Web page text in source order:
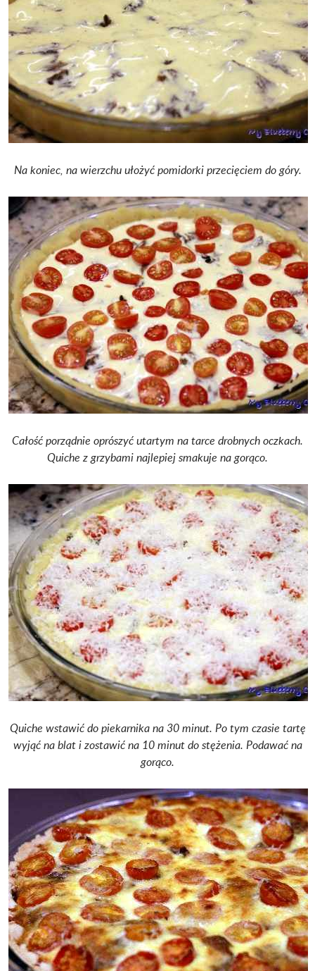
Na koniec, na wierzchu ułożyć pomidorki przecięciem do góry.
Całość porządnie oprószyć utartym na tarce drobnych oczkach.
Quiche z grzybami najlepiej smakuje na gorąco.
Quiche wstawić do piekarnika na 30 minut. Po tym czasie tartę
wyjąć na blat i zostawić na 10 minut do stężenia. Podawać na
gorąco.